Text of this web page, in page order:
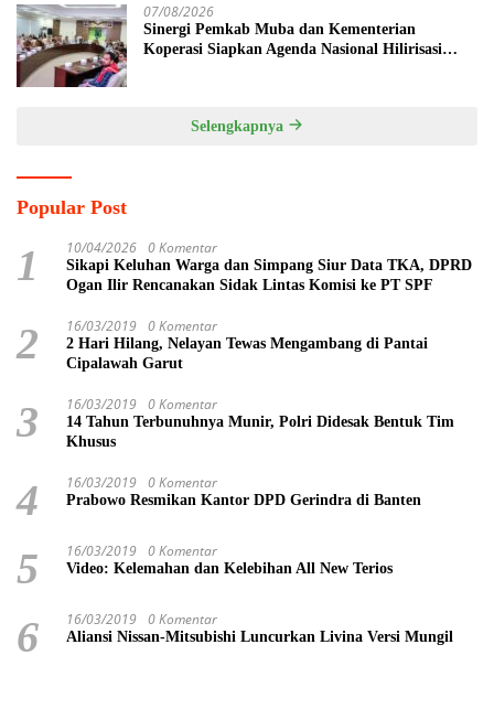
07/08/2026
Sinergi Pemkab Muba dan Kementerian
Koperasi Siapkan Agenda Nasional Hilirisasi
Selengkapnya
Popular Post
1 10/04/2026 0 Komentar
Sikapi Keluhan Warga dan Simpang Siur Data TKA, DPRD
Ogan Ilir Rencanakan Sidak Lintas Komisi ke PT SPF
2 16/03/2019 0 Komentar
2 Hari Hilang, Nelayan Tewas Mengambang di Pantai
Cipalawah Garut
3 16/03/2019 0 Komentar
14 Tahun Terbunuhnya Munir, Polri Didesak Bentuk Tim
Khusus
4 16/03/2019 0 Komentar
Prabowo Resmikan Kantor DPD Gerindra di Banten
5 16/03/2019 0 Komentar
Video: Kelemahan dan Kelebihan All New Terios
6 16/03/2019 0 Komentar
Aliansi Nissan-Mitsubishi Luncurkan Livina Versi Mungil